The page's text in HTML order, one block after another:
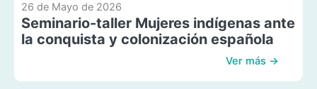
26 de Mayo de 2026
Seminario-taller Mujeres indígenas ante
la conquista y colonización española
Ver más →